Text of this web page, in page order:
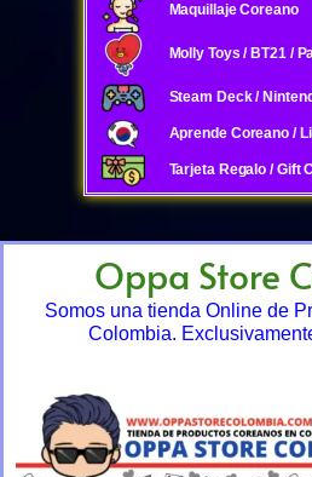
Maquillaje Coreano
Molly Toys / BT21 /
Steam Deck /
Aprende Coreano /
Tarjeta Regalo / Gift
Oppa Store
Somos una tienda Online de
Colombia.